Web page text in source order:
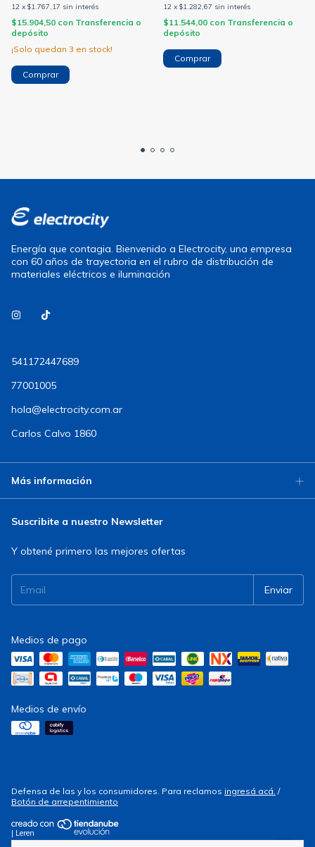
12 x $1.767,17 sin interés
$15.904,50 con Transferencia o
depósito
¡Solo quedan 3 en stock!
12 x $1.282,67 sin interés
$11.544,00 con Transferencia o
depósito
Energía que contagia. Bienvenido a Electrocity, una empresa
con 60 años de trayectoria en el rubro de distribución de
materiales eléctricos e iluminación
541172447689
77001005
hola@electrocity.com.ar
Carlos Calvo 1860
Más información
Suscribite a nuestro Newsletter
Y obtené primero las mejores ofertas
Medios de pago
Medios de envío
Defensa de las y los consumidores. Para reclamos ingresá acá. /
Botón de arrepentimiento
| Leren